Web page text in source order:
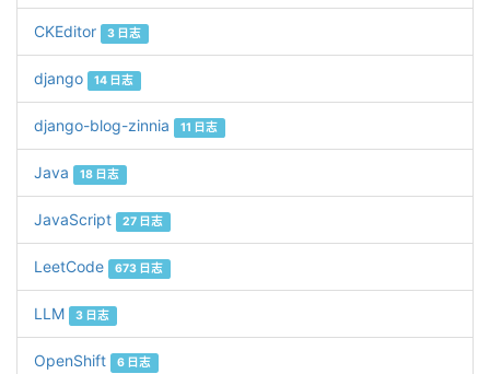
CKEditor 3 日志
django 14 日志
django-blog-zinnia 11 日志
Java 18 日志
JavaScript 27 日志
LeetCode 673 日志
LLM 3 日志
OpenShift 6 日志